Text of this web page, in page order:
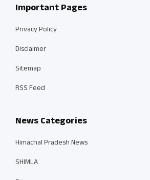
Important Pages
Privacy Policy
Disclaimer
Sitemap
RSS Feed
News Categories
Himachal Pradesh News
SHIMLA